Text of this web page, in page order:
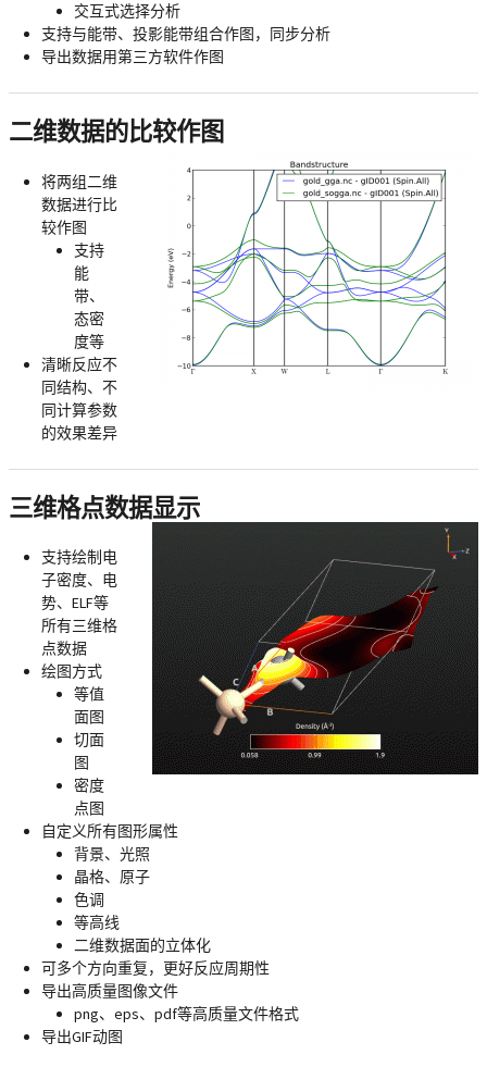
交互式选择分析
支持与能带、投影能带组合作图，同步分析
导出数据用第三方软件作图
二维数据的比较作图
将两组二维
数据进行比
较作图
支持
能
带、
态密
度等
清晰反应不
同结构、不
同计算参数
的效果差异
三维格点数据显示
支持绘制电
子密度、电
势、ELF等
所有三维格
点数据
绘图方式
等值
面图
切面
图
密度
点图
自定义所有图形属性
背景、光照
晶格、原子
色调
等高线
二维数据面的立体化
可多个方向重复，更好反应周期性
导出高质量图像文件
png、eps、pdf等高质量文件格式
导出GIF动图